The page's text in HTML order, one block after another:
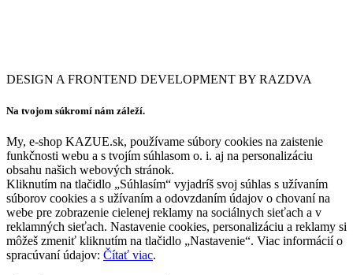
DESIGN A FRONTEND DEVELOPMENT BY RAZDVA
Na tvojom súkromí nám záleží.
My, e-shop KAZUE.sk, používame súbory cookies na zaistenie
funkčnosti webu a s tvojím súhlasom o. i. aj na personalizáciu
obsahu našich webových stránok.
Kliknutím na tlačidlo „Súhlasím“ vyjadríš svoj súhlas s užívaním
súborov cookies a s užívaním a odovzdaním údajov o chovaní na
webe pre zobrazenie cielenej reklamy na sociálnych sieťach a v
reklamných sieťach. Nastavenie cookies, personalizáciu a reklamy si
môžeš zmeniť kliknutím na tlačidlo „Nastavenie“. Viac informácií o
spracúvaní údajov: Čítať viac.